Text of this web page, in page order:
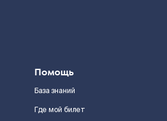
Помощь
База знаний
Где мой билет